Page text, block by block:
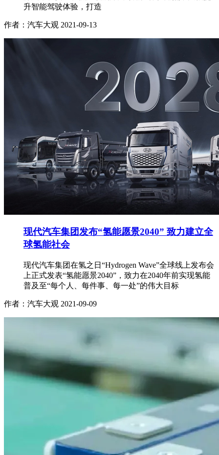
升智能驾驶体验，打造
作者：汽车大观 2021-09-13
现代汽车集团发布“氢能愿景2040” 致力建立全
球氢能社会
现代汽车集团在氢之日“Hydrogen Wave”全球线上发布会
上正式发表“氢能愿景2040”，致力在2040年前实现氢能
普及至“每个人、每件事、每一处”的伟大目标
作者：汽车大观 2021-09-09